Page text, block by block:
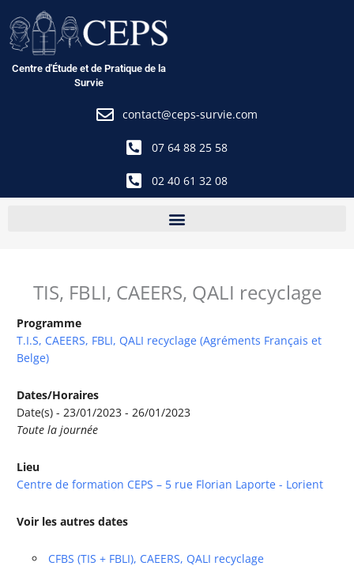
au
contenu
Centre d'Étude et de Pratique de la
Survie
contact@ceps-survie.com
07 64 88 25 58
02 40 61 32 08
TIS, FBLI, CAEERS, QALI recyclage
Programme
T.I.S, CAEERS, FBLI, QALI recyclage (Agréments Français et
Belge)
Dates/Horaires
Date(s) - 23/01/2023 - 26/01/2023
Toute la journée
Lieu
Centre de formation CEPS – 5 rue Florian Laporte - Lorient
Voir les autres dates
CFBS (TIS + FBLI), CAEERS, QALI recyclage